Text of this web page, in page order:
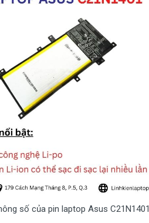
số của pin laptop Asus C21N1401